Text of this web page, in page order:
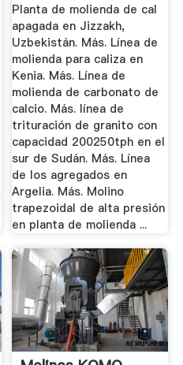
Planta de molienda de cal
apagada en Jizzakh,
Uzbekistán. Más. Línea de
molienda para caliza en
Kenia. Más. Línea de
molienda de carbonato de
calcio. Más. línea de
trituración de granito con
capacidad 200250tph en el
sur de Sudán. Más. Línea
de los agregados en
Argelia. Más. Molino
trapezoidal de alta presión
en planta de molienda ...